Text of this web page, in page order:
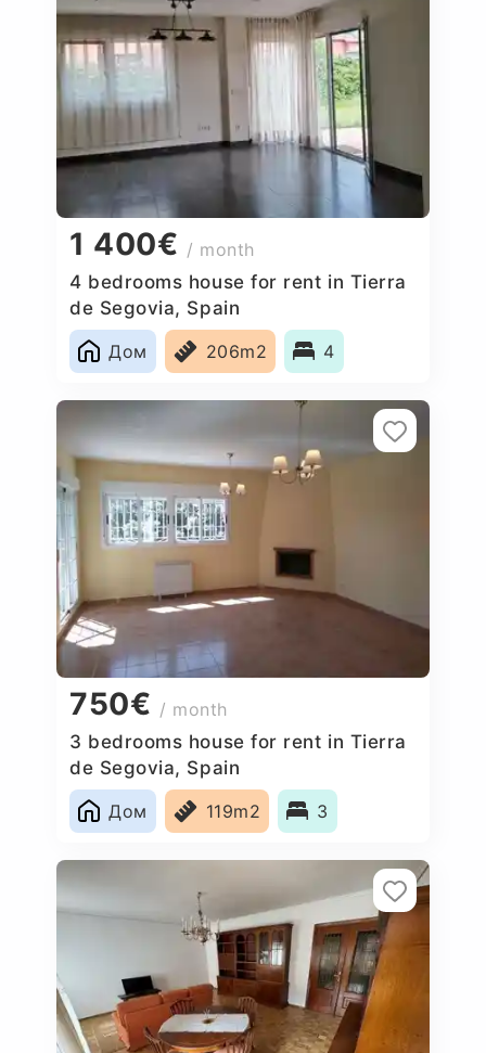
1 400€ / month
4 bedrooms house for rent in Tierra
de Segovia, Spain
Дом
206m2 4
750€ / month
3 bedrooms house for rent in Tierra
de Segovia, Spain
Дом
119m2 3